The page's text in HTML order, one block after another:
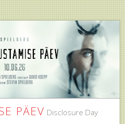
PÄEV Disclosure Day